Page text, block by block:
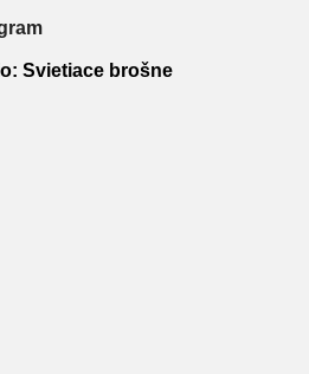
Svietiace brošne